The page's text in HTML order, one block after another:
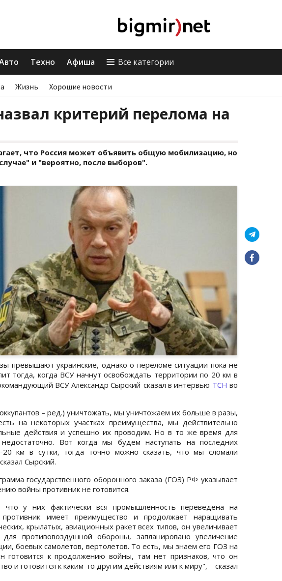
Техно Афиша Все категории
Жизнь Хорошие новости
критерий перелома на
что Россия может объявить общую мобилизацию, но
и "вероятно, после выборов".
превышают украинские, однако о переломе ситуации пока не
тогда, когда ВСУ начнут освобождать территории по 20 км в
ВСУ Александр Сырский сказал в интервью ТСН во
– ред.) уничтожать, мы уничтожаем их больше в разы,
на некоторых участках преимущества, мы действительно
действия и успешно их проводим. Но в то же время для
Вот когда мы будем наступать на последних
20 км в сутки, тогда точно можно сказать, что мы сломали
Сырский.
государственного оборонного заказа (ГОЗ) РФ указывает
войны противник не готовится.
у них фактически вся промышленность переведена на
имеет преимущество и продолжает наращивать
крылатых, авиационных ракет всех типов, он увеличивает
для противовоздушной обороны, запланировано увеличение
боевых самолетов, вертолетов. То есть, мы знаем его ГОЗ на
готовится к продолжению войны, там нет признаков, что он
и готовится к каким-то другим действиям или к миру", – сказал